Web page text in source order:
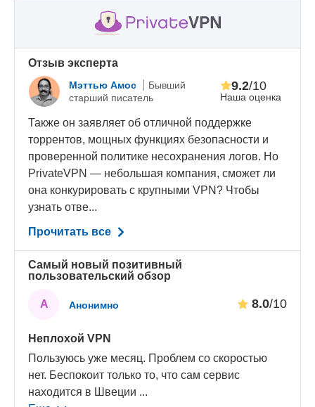
Oтзыв эксперта
Мэттью Амос
Бывший
старший писатель
Наша оценка
9.2/10
Также он заявляет об отличной поддержке
торрентов, мощных функциях безопасности и
проверенной политике несохранения логов. Но
PrivateVPN — небольшая компания, сможет ли
она конкурировать с крупными VPN? Чтобы
узнать отве...
Прочитать все
Самый новый позитивный
пользовательский обзор
А Анонимно 8.0/10
Неплохой VPN
Пользуюсь уже месяц. Проблем со скоростью
нет. Беспокоит только то, что сам сервис
находится в Швеции ...